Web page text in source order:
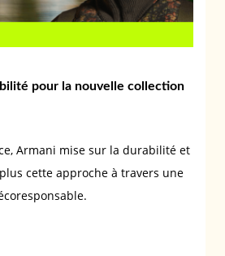
pour la nouvelle collection
Armani mise sur la durabilité et
cette approche à travers une